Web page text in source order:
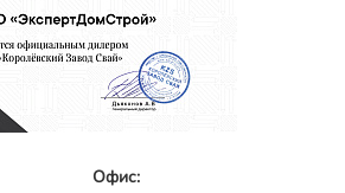
Офис: